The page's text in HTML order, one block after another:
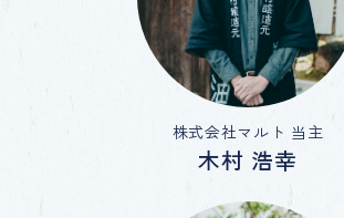
株式会社マルト 当主
木村 浩幸